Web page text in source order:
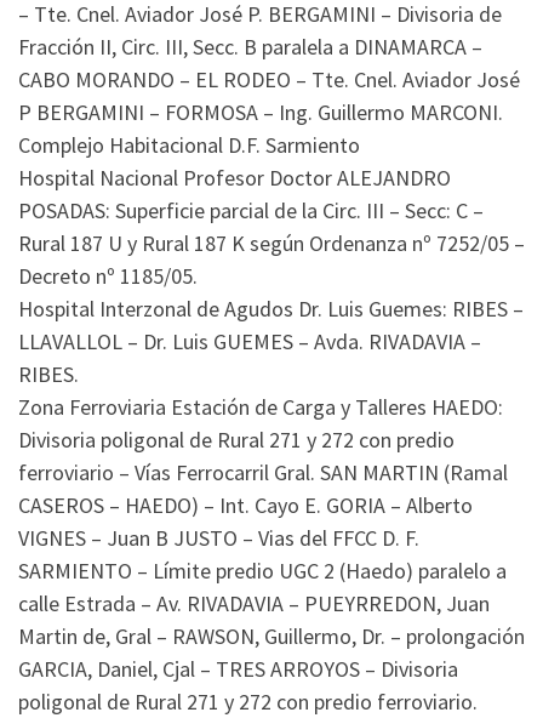
– Tte. Cnel. Aviador José P. BERGAMINI – Divisoria de
Fracción II, Circ. III, Secc. B paralela a DINAMARCA –
CABO MORANDO – EL RODEO – Tte. Cnel. Aviador José
P BERGAMINI – FORMOSA – Ing. Guillermo MARCONI.
Complejo Habitacional D.F. Sarmiento
Hospital Nacional Profesor Doctor ALEJANDRO
POSADAS: Superficie parcial de la Circ. III – Secc: C –
Rural 187 U y Rural 187 K según Ordenanza nº 7252/05 –
Decreto nº 1185/05.
Hospital Interzonal de Agudos Dr. Luis Guemes: RIBES –
LLAVALLOL – Dr. Luis GUEMES – Avda. RIVADAVIA –
RIBES.
Zona Ferroviaria Estación de Carga y Talleres HAEDO:
Divisoria poligonal de Rural 271 y 272 con predio
ferroviario – Vías Ferrocarril Gral. SAN MARTIN (Ramal
CASEROS – HAEDO) – Int. Cayo E. GORIA – Alberto
VIGNES – Juan B JUSTO – Vias del FFCC D. F.
SARMIENTO – Límite predio UGC 2 (Haedo) paralelo a
calle Estrada – Av. RIVADAVIA – PUEYRREDON, Juan
Martin de, Gral – RAWSON, Guillermo, Dr. – prolongación
GARCIA, Daniel, Cjal – TRES ARROYOS – Divisoria
poligonal de Rural 271 y 272 con predio ferroviario.